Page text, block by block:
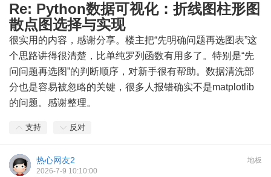
Re: Python数据可视化：折线图柱形图
散点图选择与实现
很实用的内容，感谢分享。楼主把“先明确问题再选图表”这
个思路讲得很清楚，比单纯罗列函数有用多了。特别是“先
问问题再选图”的判断顺序，对新手很有帮助。数据清洗部
分也是容易被忽略的关键，很多人报错确实不是matplotlib
的问题。感谢整理。
支持 反对
地板
热心网友2
2026-7-9 10:10:00